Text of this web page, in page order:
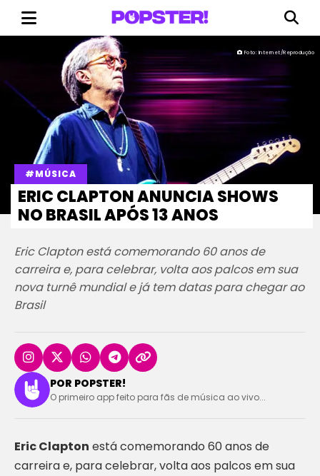
Foto: Internet/Reprodução
#MÚSICA
ERIC CLAPTON ANUNCIA SHOWS
NO BRASIL APÓS 13 ANOS
Eric Clapton está comemorando 60 anos de
carreira e, para celebrar, volta aos palcos em sua
nova turnê mundial e já tem datas para chegar ao
Brasil
POR POPSTER!
O primeiro app feito para fãs de música ao vivo...
Eric Clapton está comemorando 60 anos de
carreira e, para celebrar, volta aos palcos em sua